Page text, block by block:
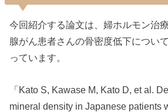
今回紹介する論文は、婦ホルモン治
腺がん患者さんの骨密度低下につい
っています。
「Kato S, Kawase M, Kato D, et al.
mineral density in Japanese patients